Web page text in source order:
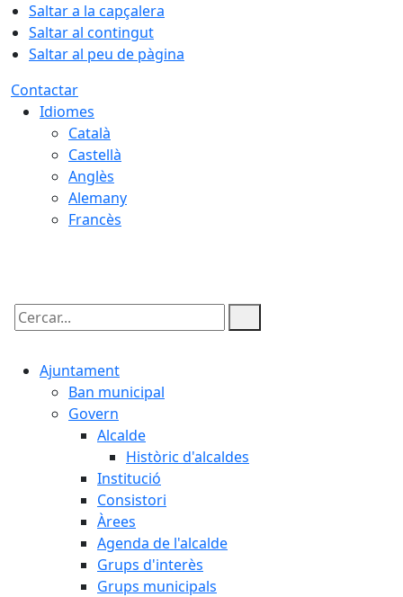
Saltar a la capçalera
Saltar al contingut
Saltar al peu de pàgina
Contactar
Idiomes
Català
Castellà
Anglès
Alemany
Francès
Cercar:
Ajuntament
Ban municipal
Govern
Alcalde
Històric d'alcaldes
Institució
Consistori
Àrees
Agenda de l'alcalde
Grups d'interès
Grups municipals